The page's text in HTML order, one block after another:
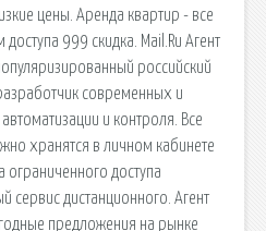
цены. Аренда квартир - все
999 скидка. Mail.Ru Агент
российский
современных и
и контроля. Все
хранятся в личном кабинете
ограниченного доступа
сервис дистанционного. Агент
предложения на рынке